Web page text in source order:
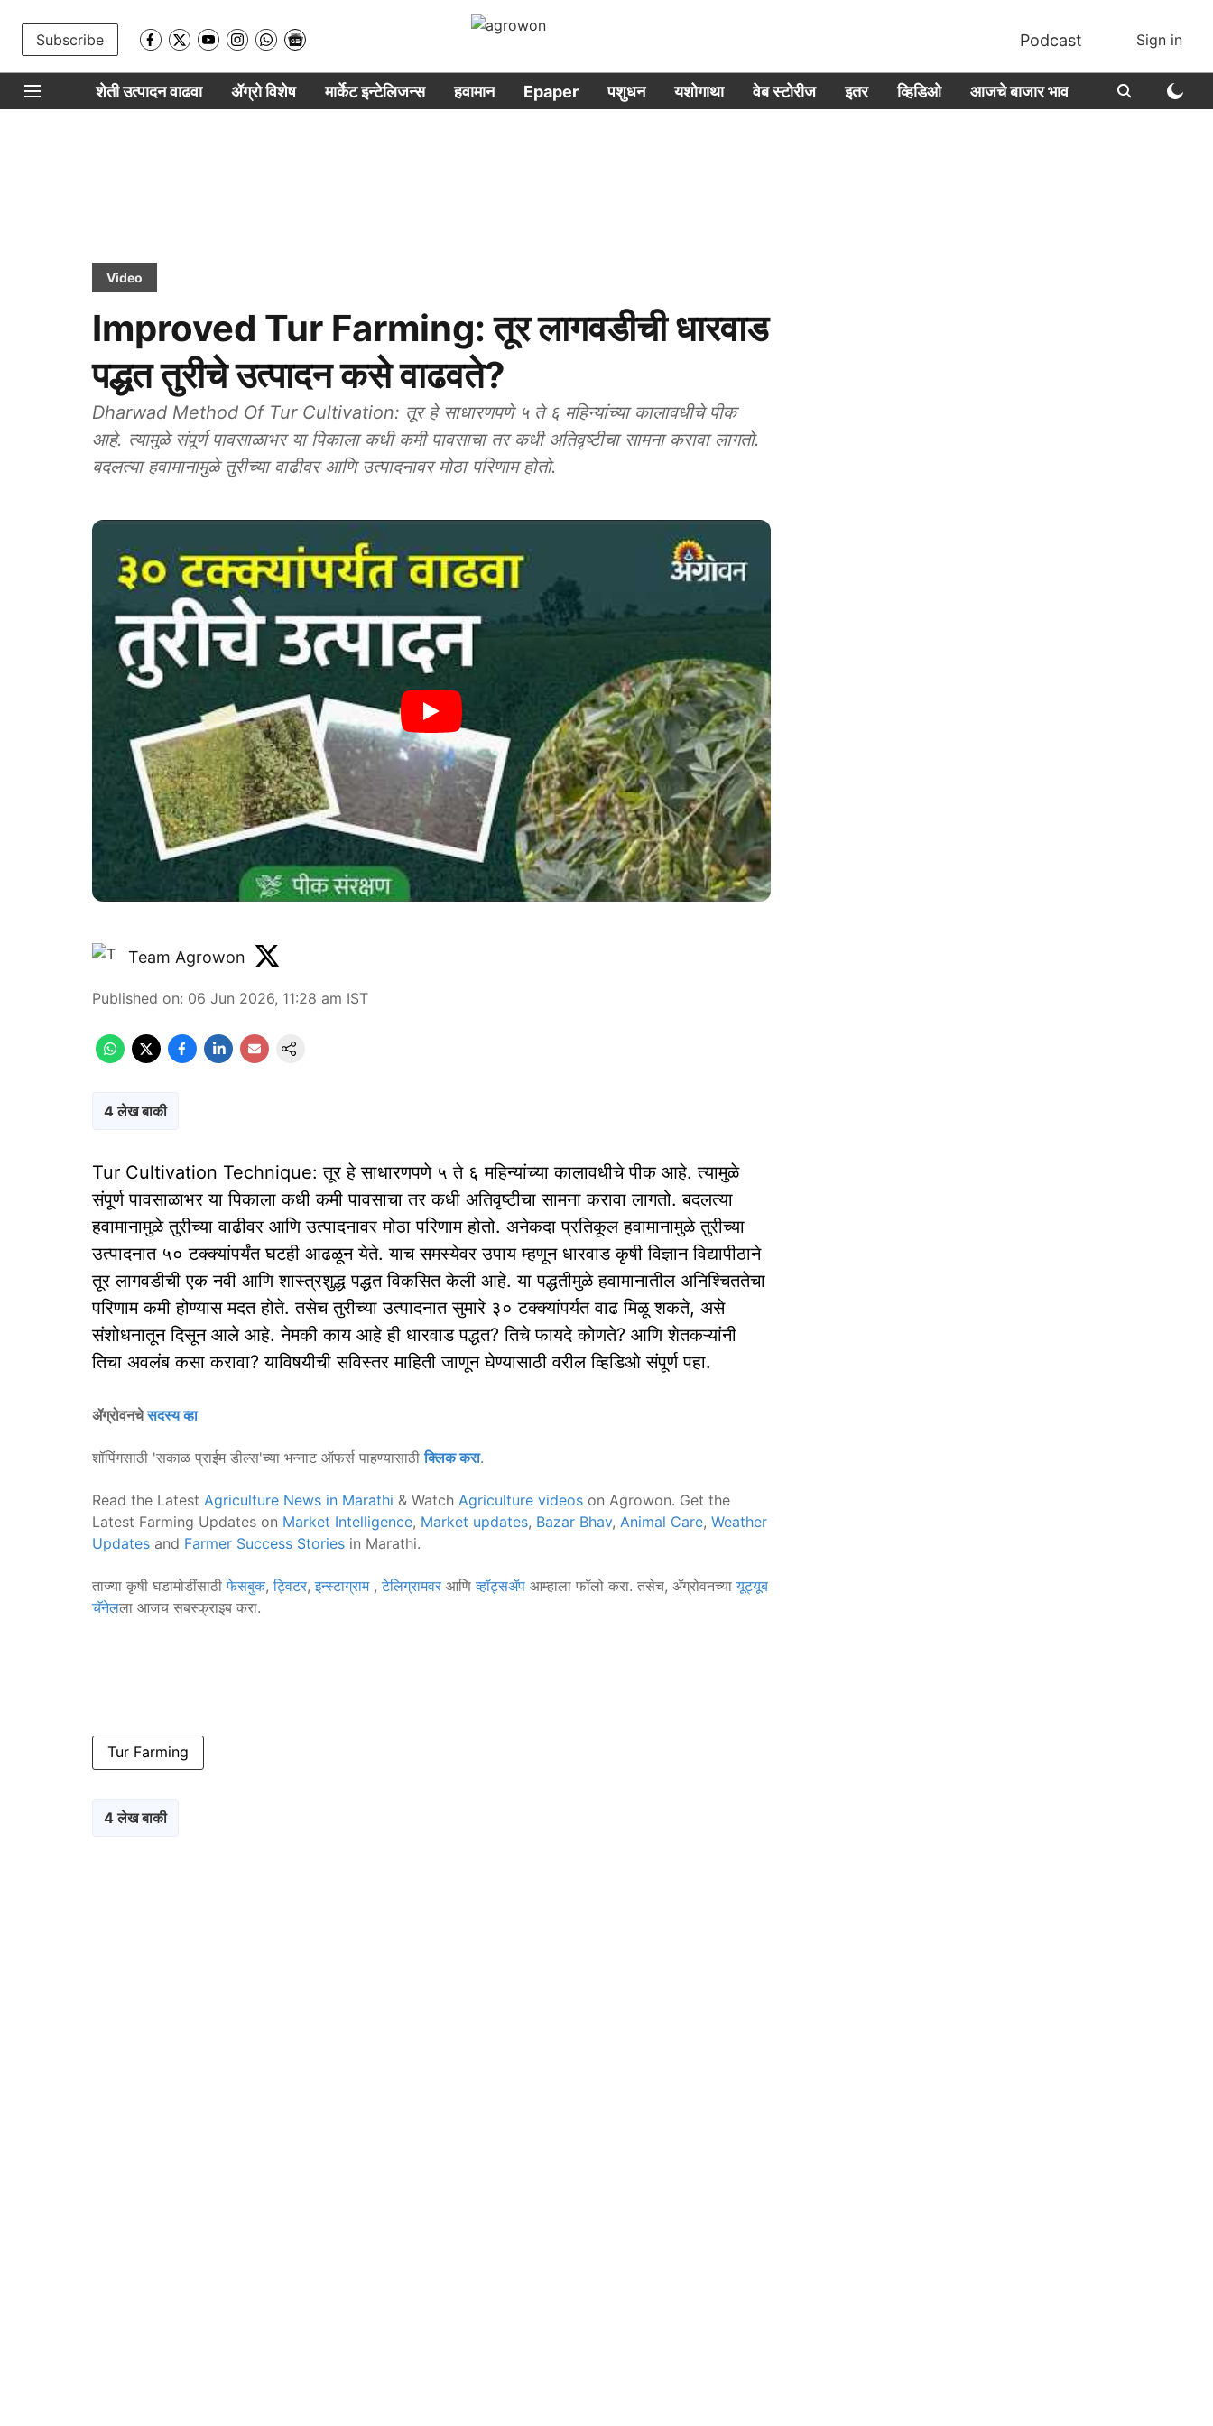
Subscribe Podcast Sign in
शेती उत्पादन वाढवा ॲग्रो विशेष मार्केट इन्टेलिजन्स हवामान Epaper पशुधन यशोगाथा वेब स्टोरीज इतर व्हिडिओ आजचे बाजार भाव
Video
Improved Tur Farming: तूर लागवडीची धारवाड
पद्धत तुरीचे उत्पादन कसे वाढवते?
Dharwad Method Of Tur Cultivation: तूर हे साधारणपणे ५ ते ६ महिन्यांच्या कालावधीचे पीक
आहे. त्यामुळे संपूर्ण पावसाळाभर या पिकाला कधी कमी पावसाचा तर कधी अतिवृष्टीचा सामना करावा लागतो.
बदलत्या हवामानामुळे तुरीच्या वाढीवर आणि उत्पादनावर मोठा परिणाम होतो.
Team Agrowon
Published on: 06 Jun 2026, 11:28 am IST
4 लेख बाकी
Tur Cultivation Technique: तूर हे साधारणपणे ५ ते ६ महिन्यांच्या कालावधीचे पीक आहे. त्यामुळे
संपूर्ण पावसाळाभर या पिकाला कधी कमी पावसाचा तर कधी अतिवृष्टीचा सामना करावा लागतो. बदलत्या
हवामानामुळे तुरीच्या वाढीवर आणि उत्पादनावर मोठा परिणाम होतो. अनेकदा प्रतिकूल हवामानामुळे तुरीच्या
उत्पादनात ५० टक्क्यांपर्यंत घटही आढळून येते. याच समस्येवर उपाय म्हणून धारवाड कृषी विज्ञान विद्यापीठाने
तूर लागवडीची एक नवी आणि शास्त्रशुद्ध पद्धत विकसित केली आहे. या पद्धतीमुळे हवामानातील अनिश्चिततेचा
परिणाम कमी होण्यास मदत होते. तसेच तुरीच्या उत्पादनात सुमारे ३० टक्क्यांपर्यंत वाढ मिळू शकते, असे
संशोधनातून दिसून आले आहे. नेमकी काय आहे ही धारवाड पद्धत? तिचे फायदे कोणते? आणि शेतकऱ्यांनी
तिचा अवलंब कसा करावा? याविषयीची सविस्तर माहिती जाणून घेण्यासाठी वरील व्हिडिओ संपूर्ण पहा.
ॲग्रोवनचेसदस्य व्हा
शॉपिंगसाठी 'सकाळ प्राईम डील्स'च्या भन्नाट ऑफर्स पाहण्यासाठीक्लिक करा.
Read the Latest Agriculture News in Marathi & Watch Agriculture videos on Agrowon. Get the
Latest Farming Updates on Market Intelligence, Market updates, Bazar Bhav, Animal Care, Weather
Updates and Farmer Success Stories in Marathi.
ताज्या कृषी घडामोडींसाठीफेसबुक,ट्विटर,इन्स्टाग्राम ,टेलिग्रामवर आणिव्हॉट्सॲप आम्हाला फॉलो करा. तसेच, ॲग्रोवनच्यायूट्यूब
चॅनेलला आजच सबस्क्राइब करा.
Tur Farming
4 लेख बाकी